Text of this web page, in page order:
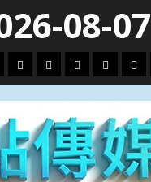
08-07
文
教.
技
專
題
娛
樂
劇
政
治
國
際